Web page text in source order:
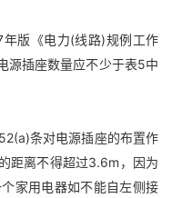
版《电力(线路)规例工作
源插座数量应不少于表5中
条对电源插座的布置作
距离不得超过3.6m，因为
家用电器如不能自左侧接